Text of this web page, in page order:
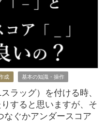
成 基本の知識・操作
ラッグ）を付ける時、
すると思いますが、そ
なぐかアンダースコア